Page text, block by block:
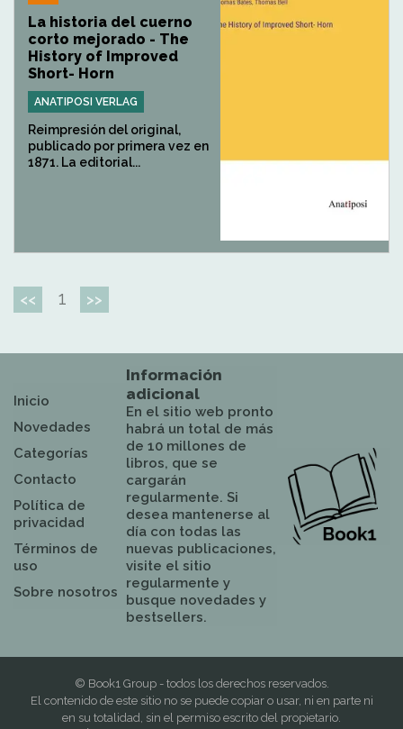
La historia del cuerno
corto mejorado - The
History of Improved
Short- Horn
ANATIPOSI VERLAG
Reimpresión del original,
publicado por primera vez en
1871. La editorial...
<< 1 >>
Inicio
Novedades
Categorías
Contacto
Política de
privacidad
Términos de
uso
Sobre nosotros
Información
adicional
En el sitio web pronto
habrá un total de más
de 10 millones de
libros, que se
cargarán
regularmente. Si
desea mantenerse al
día con todas las
nuevas publicaciones,
visite el sitio
regularmente y
busque novedades y
bestsellers.
© Book1 Group - todos los derechos reservados.
El contenido de este sitio no se puede copiar o usar, ni en parte ni
en su totalidad, sin el permiso escrito del propietario.